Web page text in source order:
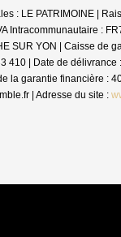
: LE PATRIMOINE |
Intracommunautaire :
SUR YON | Caisse de
410 | Date de
la garantie financière :
| Adresse du site :